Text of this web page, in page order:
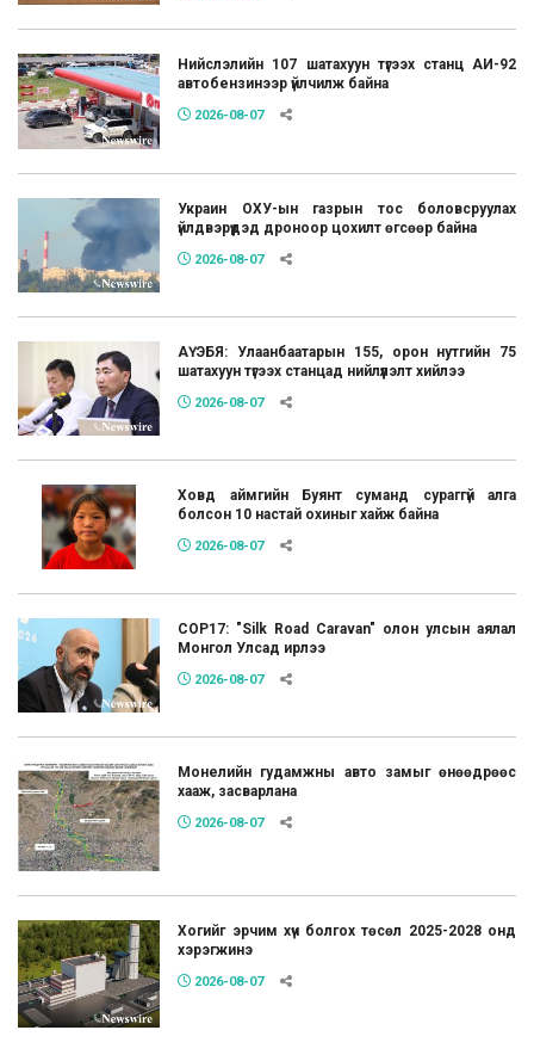
Нийслэлийн 107 шатахуун түгээх станц АИ-92
автобензинээр үйлчилж байна
2026-08-07
Украин ОХУ-ын газрын тос боловсруулах
үйлдвэрүүдэд дроноор цохилт өгсөөр байна
2026-08-07
АҮЭБЯ: Улаанбаатарын 155, орон нутгийн 75
шатахуун түгээх станцад нийлүүлэлт хийлээ
2026-08-07
Ховд аймгийн Буянт суманд сураггүй алга
болсон 10 настай охиныг хайж байна
2026-08-07
COP17: "Silk Road Caravan" олон улсын аялал
Монгол Улсад ирлээ
2026-08-07
Монелийн гудамжны авто замыг өнөөдрөөс
хааж, засварлана
2026-08-07
Хогийг эрчим хүч болгох төсөл 2025-2028 онд
хэрэгжинэ
2026-08-07